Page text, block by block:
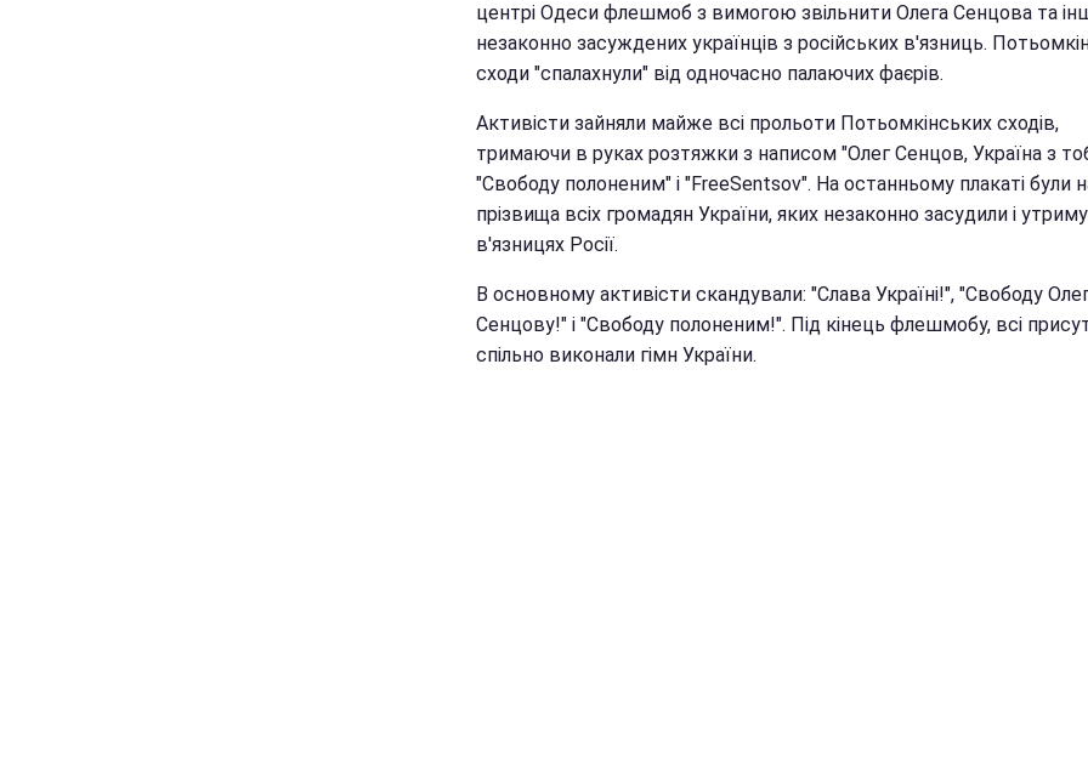
центрі Одеси флешмоб з вимогою звільнити Олега Сенцова та
незаконно засуждених українців з російських в'язниць.
сходи "спалахнули" від одночасно палаючих фаєрів.
Активісти зайняли майже всі прольоти Потьомкінських сходів,
тримаючи в руках розтяжки з написом "Олег Сенцов, Україна з
"Свободу полоненим" і "FreeSentsov". На останньому плакаті були
прізвища всіх громадян України, яких незаконно засудили і
в'язницях Росії.
В основному активісти скандували: "Слава Україні!", "Свободу
Сенцову!" і "Свободу полоненим!". Під кінець флешмобу, всі
спільно виконали гімн України.